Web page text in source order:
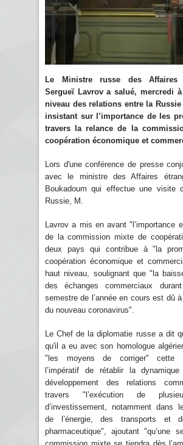
Le Ministre russe des Affaires
Sergueï Lavrov a salué, mercredi
niveau des relations entre la Russie
insistant sur l’importance de les
travers la relance de la
coopération économique et
Lors d'une conférence de presse
avec le ministre des Affaires
Boukadoum qui effectue une visite
Russie, M.
Lavrov a mis en avant "l’importance
de la commission mixte de
deux pays qui contribue à "la
coopération économique et
haut niveau, soulignant que "la
des échanges commerciaux
semestre de l’année en cours est dû
du nouveau coronavirus".
Le Chef de la diplomatie russe a dit
qu'il a eu avec son homologue
"les moyens de corriger" cette
l’impératif de rétablir la
développement des relations
travers "l’exécution de
d’investissement, notamment dans
de l’énergie, des transports et
pharmaceutique", ajoutant "qu’une